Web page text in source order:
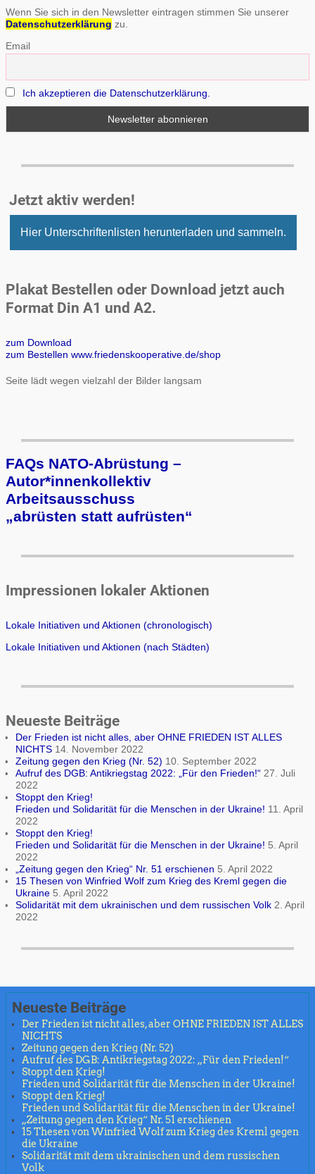
Wenn Sie sich in den Newsletter eintragen stimmen Sie unserer
Datenschutzerklärung zu.
Email
Ich akzeptieren die Datenschutzerklärung.
Jetzt aktiv werden!
Hier Unterschriftenlisten herunterladen und sammeln.
Plakat Bestellen oder Download jetzt auch
Format Din A1 und A2.
zum Download
zum Bestellen www.friedenskooperative.de/shop
Seite lädt wegen vielzahl der Bilder langsam
FAQs NATO-Abrüstung –
Autor*innenkollektiv
Arbeits­aus­schuss
„ab­rüs­ten statt auf­rüs­ten“
Impressionen lokaler Aktionen
Lokale Initiativen und Aktionen (chronologisch)
Lokale Initiativen und Aktionen (nach Städten)
Neueste Beiträge
Der Frieden ist nicht alles, aber OHNE FRIEDEN IST ALLES
NICHTS 14. November 2022
Zeitung gegen den Krieg (Nr. 52) 10. September 2022
Aufruf des DGB: Antikriegstag 2022: „Für den Frieden!“ 27. Juli
2022
Stoppt den Krieg!
Frieden und Solidarität für die Menschen in der Ukraine! 11. April
2022
Stoppt den Krieg!
Frieden und Solidarität für die Menschen in der Ukraine! 5. April
2022
„Zeitung gegen den Krieg“ Nr. 51 erschienen 5. April 2022
15 Thesen von Winfried Wolf zum Krieg des Kreml gegen die
Ukraine 5. April 2022
Solidarität mit dem ukrainischen und dem russischen Volk 2. April
2022
Neueste Beiträge
Der Frieden ist nicht alles, aber OHNE FRIEDEN IST ALLES
NICHTS
Zeitung gegen den Krieg (Nr. 52)
Aufruf des DGB: Antikriegstag 2022: „Für den Frieden!“
Stoppt den Krieg!
Frieden und Solidarität für die Menschen in der Ukraine!
Stoppt den Krieg!
Frieden und Solidarität für die Menschen in der Ukraine!
„Zeitung gegen den Krieg“ Nr. 51 erschienen
15 Thesen von Winfried Wolf zum Krieg des Kreml gegen
die Ukraine
Solidarität mit dem ukrainischen und dem russischen
Volk